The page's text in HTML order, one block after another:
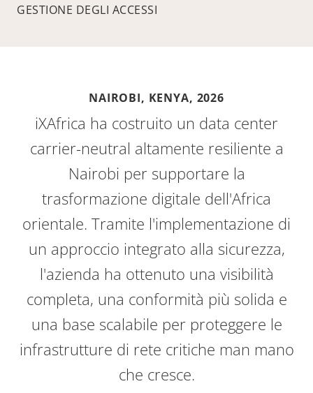
GESTIONE DEGLI ACCESSI
NAIROBI, KENYA, 2026
iXAfrica ha costruito un data center
carrier-neutral altamente resiliente a
Nairobi per supportare la
trasformazione digitale dell'Africa
orientale. Tramite l'implementazione di
un approccio integrato alla sicurezza,
l'azienda ha ottenuto una visibilità
completa, una conformità più solida e
una base scalabile per proteggere le
infrastrutture di rete critiche man mano
che cresce.